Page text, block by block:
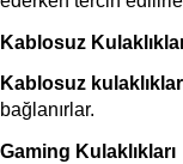
Kablosuz
Kablosuz kulaklıklar
bağlanırlar.
Gaming Kulaklıkları